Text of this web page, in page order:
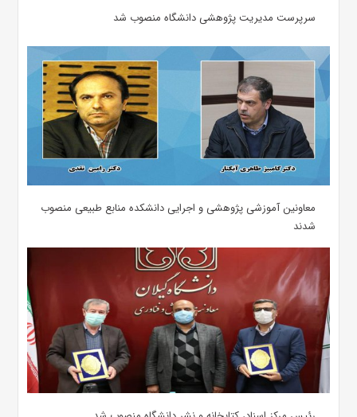
سرپرست مدیریت پژوهشی دانشگاه منصوب شد
معاونین آموزشی پژوهشی و اجرایی دانشکده منابع طبیعی منصوب
شدند